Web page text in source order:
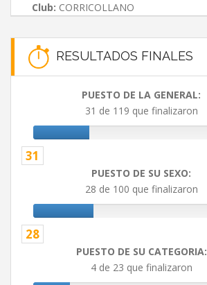
Club: CORRICOLLANO
RESULTADOS FINALES
PUESTO DE LA GENERAL:
31 de 119 que finalizaron
31
PUESTO DE SU SEXO:
28 de 100 que finalizaron
28
PUESTO DE SU CATEGORIA:
4 de 23 que finalizaron